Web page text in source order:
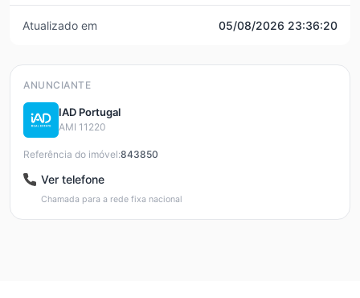
Atualizado em 05/08/2026 23:36:20
ANUNCIANTE
IAD Portugal
AMI 11220
Referência do imóvel:843850
Ver telefone
Chamada para a rede fixa nacional